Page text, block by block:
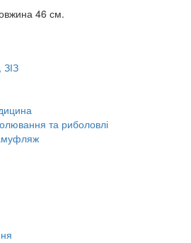
46 см.
ЗІЗ
та риболовлі